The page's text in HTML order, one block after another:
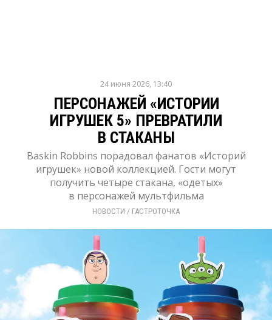
24 июня 2026, 13:40
ПЕРСОНАЖЕЙ «ИСТОРИИ
ИГРУШЕК 5» ПРЕВРАТИЛИ
В СТАКАНЫ
Baskin Robbins порадовал фанатов «Историй
игрушек» новой коллекцией. Гости могут
получить четыре стакана, «одетых»
в персонажей мультфильма
НОВОСТИ / ГАСТРОТОЧКА